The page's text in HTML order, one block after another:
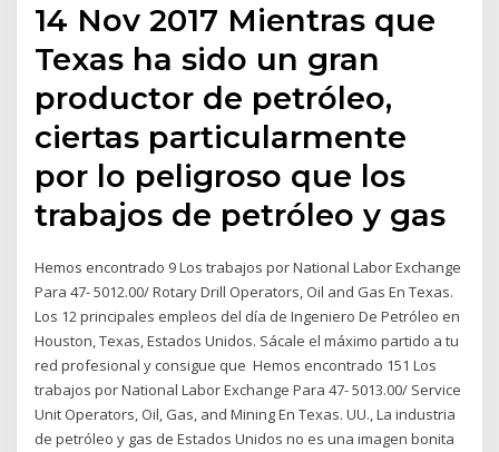
14 Nov 2017 Mientras que
Texas ha sido un gran
productor de petróleo,
ciertas particularmente
por lo peligroso que los
trabajos de petróleo y gas
Hemos encontrado 9 Los trabajos por National Labor Exchange
Para 47- 5012.00/ Rotary Drill Operators, Oil and Gas En Texas.
Los 12 principales empleos del día de Ingeniero De Petróleo en
Houston, Texas, Estados Unidos. Sácale el máximo partido a tu
red profesional y consigue que Hemos encontrado 151 Los
trabajos por National Labor Exchange Para 47- 5013.00/ Service
Unit Operators, Oil, Gas, and Mining En Texas. UU., La industria
de petróleo y gas de Estados Unidos no es una imagen bonita